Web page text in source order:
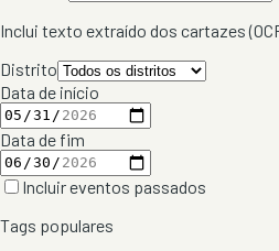
Inclui texto extraído dos cartazes
Distrito
Data de início
Data de fim
Incluir eventos passados
Tags populares